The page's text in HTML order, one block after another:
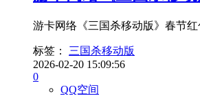
游卡网络《三国杀移动版》春节
标签：
三国杀移动版
2026-02-20 15:09:56
0
QQ空间